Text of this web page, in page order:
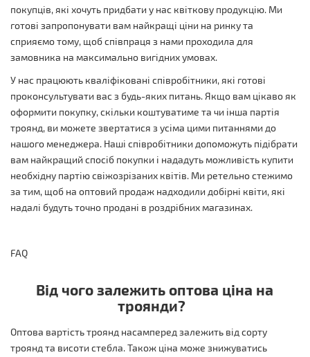
покупців, які хочуть придбати у нас квіткову продукцію. Ми
готові запропонувати вам найкращі ціни на ринку та
сприяємо тому, щоб співпраця з нами проходила для
замовника на максимально вигідних умовах.
У нас працюють кваліфіковані співробітники, які готові
проконсультувати вас з будь-яких питань. Якщо вам цікаво як
оформити покупку, скільки коштуватиме та чи інша партія
троянд, ви можете звертатися з усіма цими питаннями до
нашого менеджера. Наші співробітники допоможуть підібрати
вам найкращий спосіб покупки і нададуть можливість купити
необхідну партію свіжозрізаних квітів. Ми ретельно стежимо
за тим, щоб на оптовий продаж надходили добірні квіти, які
надалі будуть точно продані в роздрібних магазинах.
FAQ
Від чого залежить оптова ціна на
троянди?
Оптова вартість троянд насамперед залежить від сорту
троянд та висоти стебла. Також ціна може знижуватись